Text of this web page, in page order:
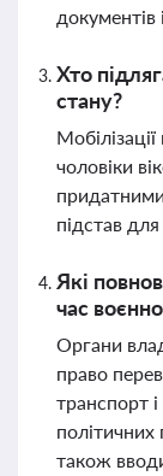
документів
Хто
стану?
чоловіки
підстав
Які
час
Органи
право
транспорт
політичних
також